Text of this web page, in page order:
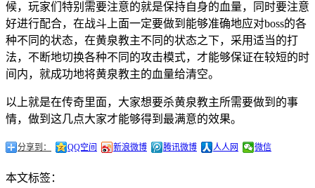
候，玩家们特别需要注意的就是保持自身的血量，同时要注意
好进行配合，在战斗上面一定要做到能够准确地应对boss的各
种不同的状态，在黄泉教主不同的状态之下，采用适当的打
法，不断地切换各种不同的攻击模式，才能够保证在较短的时
间内，就成功地将黄泉教主的血量给清空。
以上就是在传奇里面，大家想要杀黄泉教主所需要做到的事
情，做到这几点大家才能够得到最满意的效果。
分享到： QQ空间 新浪微博 腾讯微博 人人网 微信
本文标签：